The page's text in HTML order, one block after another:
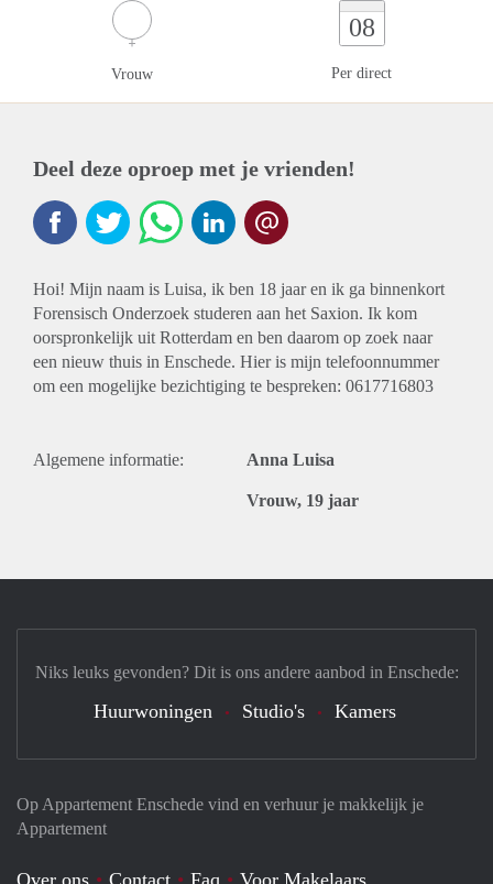
Vrouw
08
Per direct
Deel deze oproep met je vrienden!
Hoi! Mijn naam is Luisa, ik ben 18 jaar en ik ga binnenkort
Forensisch Onderzoek studeren aan het Saxion. Ik kom
oorspronkelijk uit Rotterdam en ben daarom op zoek naar
een nieuw thuis in Enschede. Hier is mijn telefoonnummer
om een mogelijke bezichtiging te bespreken: 0617716803
Algemene informatie: Anna Luisa
Vrouw, 19 jaar
Op Appartement Enschede vind en verhuur je makkelijk je
Appartement
Over ons Contact Faq Voor Makelaars
Niks leuks gevonden? Dit is ons andere aanbod in Enschede:
Huurwoningen Studio's Kamers